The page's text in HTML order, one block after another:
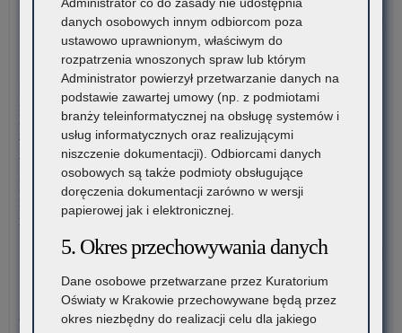
4 sierpnia 2026
Komunikat Małopolskiego Kuratora Oświaty w sprawie
przekazywania informacji o liczbie wolnych miejsc w
publicznych liceach ogólnokształcących, technikach,
branżowych szkołach I stopnia, szkołach policealnych,
branżowych szkołach II stopnia, publicznych szkołach
podstawowych dla dorosłych – postępowanie rekrutacyjne na
rok szkolny 2026/2027 oraz po przeprowadzeniu postępowania
rekrutacyjnego uzupełniającego na rok szkolny 2026/2027
Czytaj więcej
3 sierpnia 2026
Ogólnopolski Konkurs Filmowy „Wieś mnie kręci, ja kręcę
danych osobowych innym odbiorcom poza
ustawowo uprawnionym, właściwym do
rozpatrzenia wnoszonych spraw lub którym
Administrator powierzył przetwarzanie danych na
podstawie zawartej umowy (np. z podmiotami
branży teleinformatycznej na obsługę systemów i
usług informatycznych oraz realizującymi
niszczenie dokumentacji). Odbiorcami danych
osobowych są także podmioty obsługujące
doręczenia dokumentacji zarówno w wersji
papierowej jak i elektronicznej.
5. Okres przechowywania danych
Dane osobowe przetwarzane przez Kuratorium
Oświaty w Krakowie przechowywane będą przez
okres niezbędny do realizacji celu dla jakiego